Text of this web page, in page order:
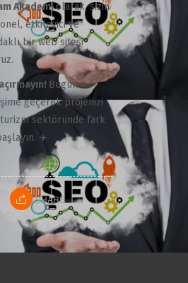
Akademiolarak, sizin
etkileyici ve
bir web sitesi
Bugün
geçerek projenizi
turizm sektöründe fark
✈️
SHARE